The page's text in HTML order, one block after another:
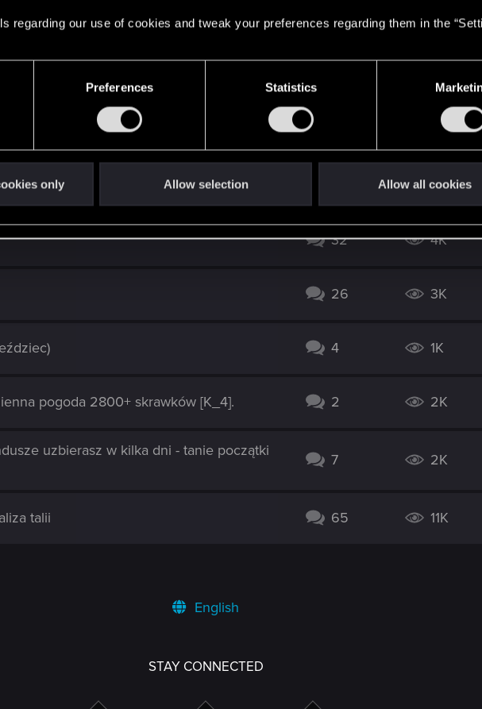
regarding our use of cookies and tweak your preferences regarding them in the
Preferences Statistics
only Allow selection Allow all cookies
14 2K
2K
6K
32 4K
26 3K
4 1K
pogoda 2800+ skrawków [K_4]. 2 2K
uzbierasz w kilka dni - tanie początki
7 2K
talii 65 11K
English
STAY CONNECTED